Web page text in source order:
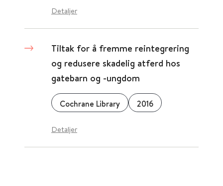
Detaljer
Tiltak for å fremme reintegrering
og redusere skadelig atferd hos
gatebarn og -ungdom
Cochrane Library 2016
Detaljer